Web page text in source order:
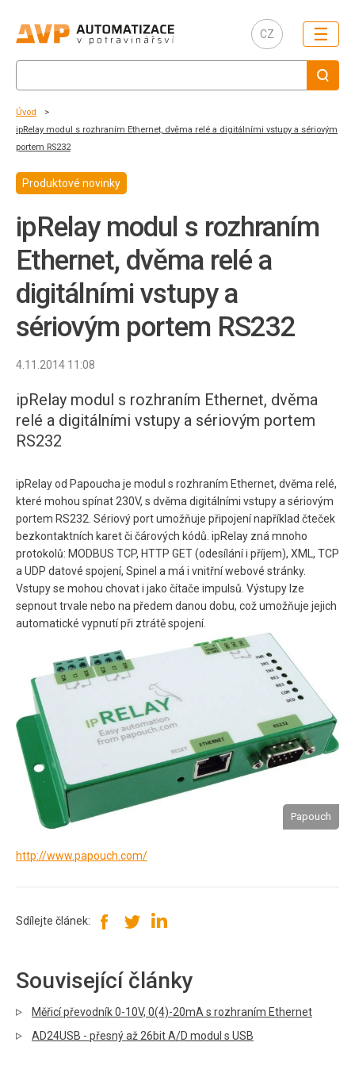
CZ ☰
Úvod
ipRelay modul s rozhraním Ethernet, dvěma relé a digitálními vstupy a sériovým
portem RS232
Produktové novinky
ipRelay modul s rozhraním
Ethernet, dvěma relé a
digitálními vstupy a
sériovým portem RS232
4.11.2014 11:08
ipRelay modul s rozhraním Ethernet, dvěma
relé a digitálními vstupy a sériovým portem
RS232
ipRelay od Papoucha je modul s rozhraním Ethernet, dvěma relé,
které mohou spínat 230V, s dvěma digitálními vstupy a sériovým
portem RS232. Sériový port umožňuje připojení například čteček
bezkontaktních karet či čárových kódů. ipRelay zná mnoho
protokolů: MODBUS TCP, HTTP GET (odesílání i příjem), XML, TCP
a UDP datové spojení, Spinel a má i vnitřní webové stránky.
Vstupy se mohou chovat i jako čítače impulsů. Výstupy lze
sepnout trvale nebo na předem danou dobu, což umožňuje jejich
automatické vypnutí při ztrátě spojení.
Papouch
http://www.papouch.com/
Sdílejte článek:
Související články
Měřicí převodník 0-10V, 0(4)-20mA s rozhraním Ethernet
AD24USB - přesný až 26bit A/D modul s USB